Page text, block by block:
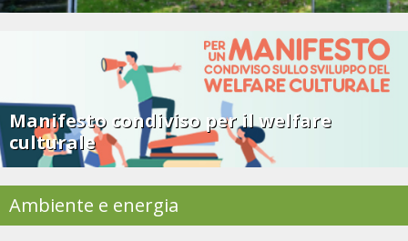
Manifesto condiviso per il welfare
culturale
Ambiente e energia